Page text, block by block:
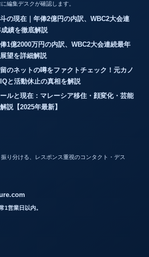
編集デスクが確認します。
の現在｜年俸2億円の内訳、WBC2大会連
績を徹底解説
1億2000万円の内訳、WBC2大会連続最年
望を詳細解説
のネットの噂をファクトチェック！元カノ
と活動休止の真相を解説
ルと現在：マレーシア移住・顔変化・芸能
説【2025年最新】
り分ける、レスポンス重視のコンタクト・デス
1営業日以内。